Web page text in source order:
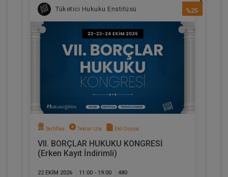
%25
Tüketici Hukuku Enstitüsü
Sertifika Tekrar İzle Ekli Dosya
VII. BORÇLAR HUKUKU KONGRESİ
(Erken Kayıt İndirimli)
22 EKIM 2026 11:00 - 19:00 480